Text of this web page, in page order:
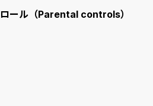
ール（Parental controls）